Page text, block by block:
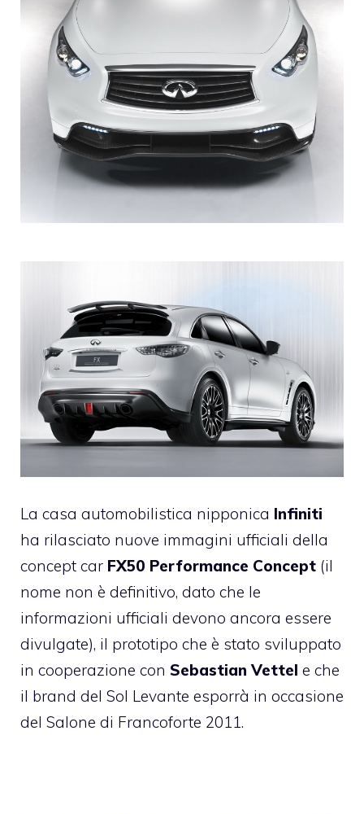
La casa automobilistica nipponica Infiniti
ha rilasciato nuove immagini ufficiali della
concept car FX50 Performance Concept (il
nome non è definitivo, dato che le
informazioni ufficiali devono ancora essere
divulgate), il prototipo che è stato sviluppato
in cooperazione con Sebastian Vettel e che
il brand del Sol Levante esporrà in occasione
del Salone di Francoforte 2011.